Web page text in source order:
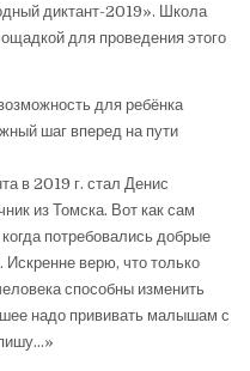
диктант-2019». Школа
для проведения этого
для ребёнка
шаг вперед на пути
в 2019 г. стал Денис
из Томска. Вот как сам
потребовались добрые
Искренне верю, что только
способны изменить
надо прививать малышам с